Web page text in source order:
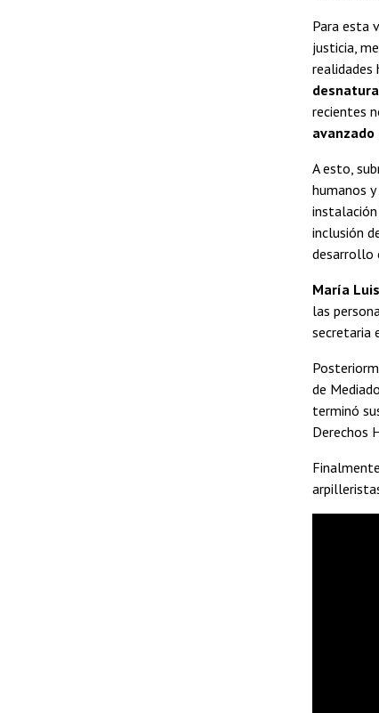
Para esta
justicia,
realidades
recientes
A esto,
humanos
inclusión
desarrollo
María
las
secretaria
de
terminó
Derechos